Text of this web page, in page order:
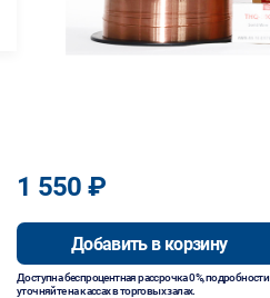
1 550 ₽
Добавить в корзину
Доступна беспроцентная рассрочка 0%, подробности
уточняйте на кассах в торговых залах.